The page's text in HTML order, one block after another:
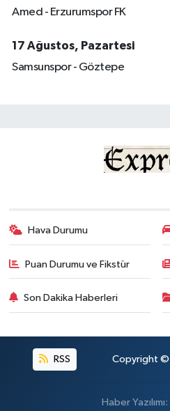
Amed - Erzurumspor FK
17 Ağustos, Pazartesi
Samsunspor - Göztepe
Hava Durumu
Puan Durumu ve Fikstür
Son Dakika Haberleri
RSS Copyright ©
Haber Yazılımı: